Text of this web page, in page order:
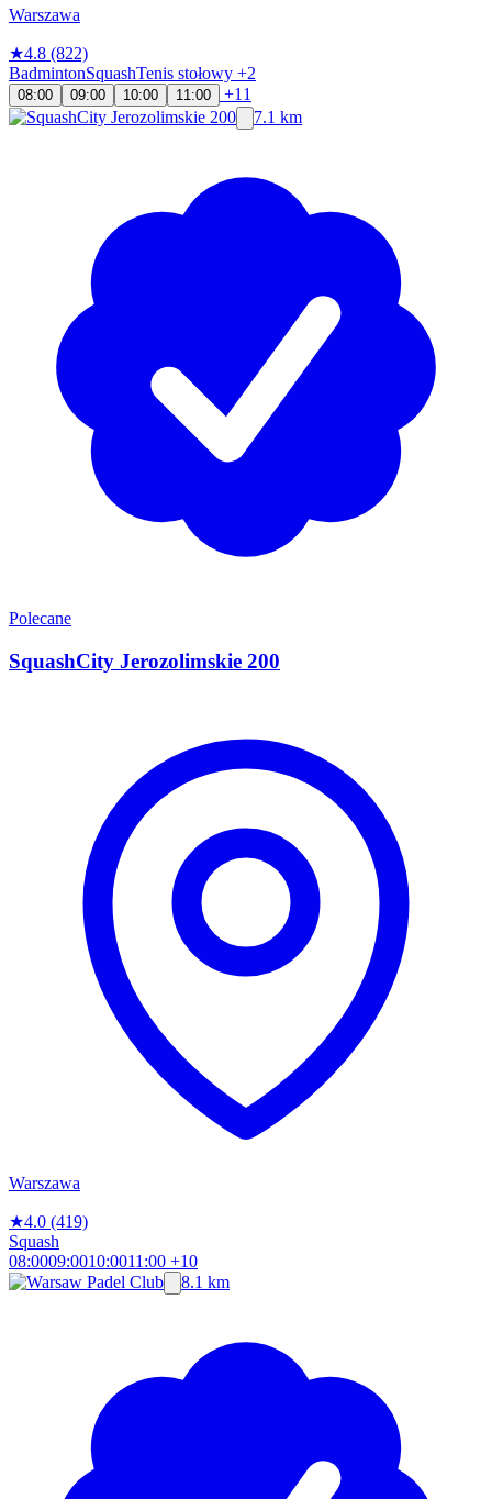
Warszawa
★4.8 (822)
BadmintonSquashTenis stołowy +2
08:00 09:00 10:00 11:00
+11
7.1 km
Polecane
SquashCity Jerozolimskie 200
Warszawa
★4.0 (419)
Squash
08:0009:0010:0011:00 +10
8.1 km